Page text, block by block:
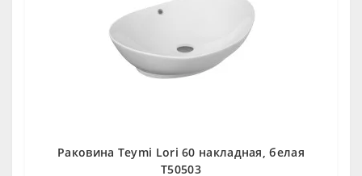
Раковина Teymi Lori 60 накладная, белая
T50503